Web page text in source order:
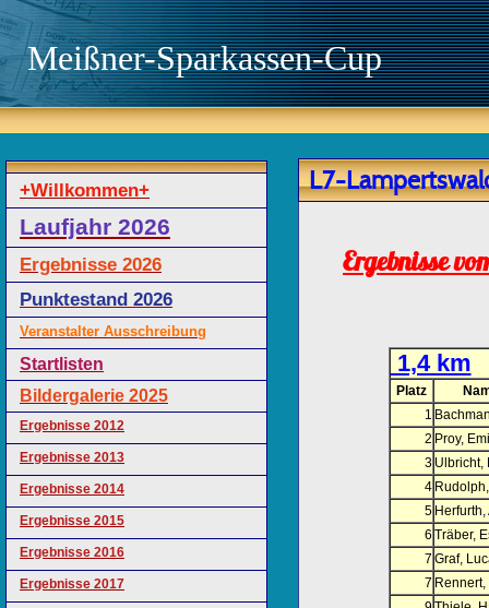
Meißner-Sparkassen-Cup
+Willkommen+
Laufjahr 2026
Ergebnisse 2026
Punktestand 2026
Veranstalter Ausschreibung
Startlisten
Bildergalerie 2025
Ergebnisse 2012
Ergebnisse 2013
Ergebnisse 2014
Ergebnisse 2015
Ergebnisse 2016
Ergebnisse 2017
L7-
Ergebnisse
1,4 km
Platz
1
2 Proy,
3 Ulbricht,
4
5 Herfurth,
6 Träber,
7 Graf,
7